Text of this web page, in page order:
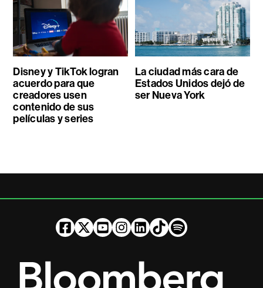
Disney y TikTok logran
acuerdo para que
creadores usen
contenido de sus
películas y series
La ciudad más cara de
Estados Unidos dejó de
ser Nueva York